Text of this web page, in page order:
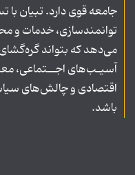
جامعه قوی دارد. تبیان
توانمندسازی، خدمات و
می‌دهد که بتواند
آسیـب‌های اجــتماعی،
اقتصادی و چالش‌های
باشد.